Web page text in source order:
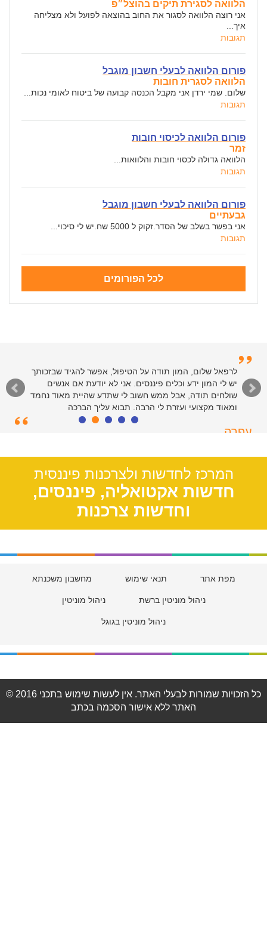
הלוואה לסגירת תיקים בהוצל״פ
אני רוצה הלוואה לסגור את החוב בהוצאה לפועל ולא מצליחה
איך...
תגובות
פורום הלוואה לבעלי חשבון מוגבל
הלוואה לסגרית חובות
שלום. שמי ירדן אני מקבל הכנסה קבועה של ביטוח לאומי נכות...
תגובות
פורום הלוואה לכיסוי חובות
זמר
הלוואה גדולה לכסוי חובות והלוואות...
תגובות
פורום הלוואה לבעלי חשבון מוגבל
גבעתיים
אני בפשר בשלב של הסדר.זקוק ל 5000 שח.יש לי סיכוי...
תגובות
לכל הפורומים
לרפאל שלום, המון תודה על הטיפול, אפשר להגיד שבזכותך
יש לי המון ידע וכלים פיננסים. אני לא יודעת אם אנשים
שולחים תודה, אבל ממש חשוב לי שתדע שהיית מאוד נחמד
ומאוד מקצועי ועזרת לי הרבה. תבוא עליך הברכה
עפרה
המרכז לחדשות ולצרכנות פיננסית
חדשות אקטואליה, פיננסים,
וחדשות צרכנות
מפת אתר תנאי שימוש מחשבון משכנתא
ניהול מוניטין ברשת ניהול מוניטין
ניהול מוניטין בגוגל
© 2016 כל הזכויות שמורות לבעלי האתר. אין לעשות שימוש בתכני
האתר ללא אישור הסכמה בכתב